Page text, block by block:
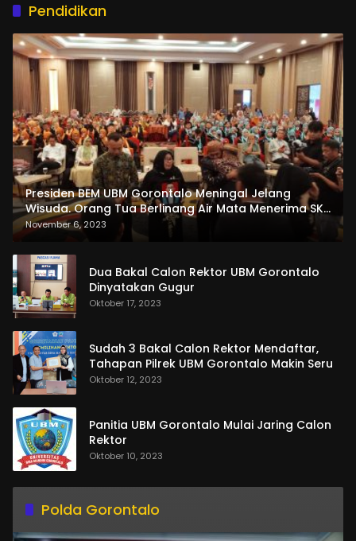
Pendidikan
Presiden BEM UBM Gorontalo Meningal Jelang
Wisuda. Orang Tua Berlinang Air Mata Menerima SKL
dan Pemasangan Salempang
November 6, 2023
Dua Bakal Calon Rektor UBM Gorontalo
Dinyatakan Gugur
Oktober 17, 2023
Sudah 3 Bakal Calon Rektor Mendaftar,
Tahapan Pilrek UBM Gorontalo Makin Seru
Oktober 12, 2023
Panitia UBM Gorontalo Mulai Jaring Calon
Rektor
Oktober 10, 2023
Polda Gorontalo